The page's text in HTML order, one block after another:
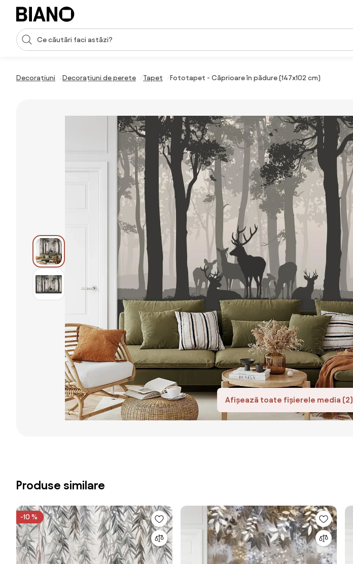
Sari peste navigare, accesează conținutul
Introducerea căutării
Decorațiuni Decorațiuni de perete Tapet Fototapet - Căprioare în pădure (147x102 cm)
Afișează toate fișierele media (2)
Produse similare
-10 %